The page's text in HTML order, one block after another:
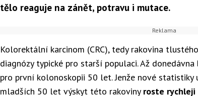
tělo reaguje na zánět, potravu i mutace.
Kolorektální karcinom (CRC), tedy rakovina
diagnózy typické pro starší populaci. Až
pro první kolonoskopii 50 let. Jenže nové
mladších 50 let výskyt této rakoviny roste rychleji